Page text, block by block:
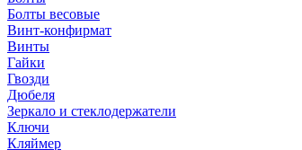
Болты весовые
Винт-конфирмат
Винты
Гайки
Гвозди
Дюбеля
Зеркало и стеклодержатели
Ключи
Кляймер